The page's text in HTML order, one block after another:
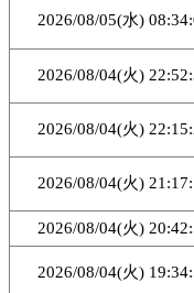
2026/08/05(水)
2026/08/04(火)
2026/08/04(火)
2026/08/04(火)
2026/08/04(火)
2026/08/04(火)